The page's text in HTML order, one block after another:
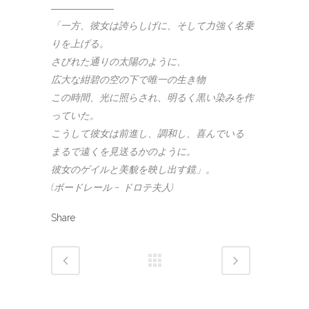
「一方、彼女は誇らしげに、そして力強く名乗
りを上げる。
さびれた通りの太陽のように、
広大な紺碧の空の下で唯一の生き物
この時間、光に照らされ、明るく黒い染みを作
っていた。
こうして彼女は前進し、調和し、喜んでいる
まるで遠くを見送るかのように。
彼女のゲイルと美貌を映し出す鏡」。
(ボードレール – ドロテ夫人)
Share